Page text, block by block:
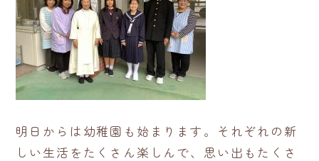
明日からは幼稚園も始まります。それぞれの新
しい生活をたくさん楽しんで、思い出もたくさ